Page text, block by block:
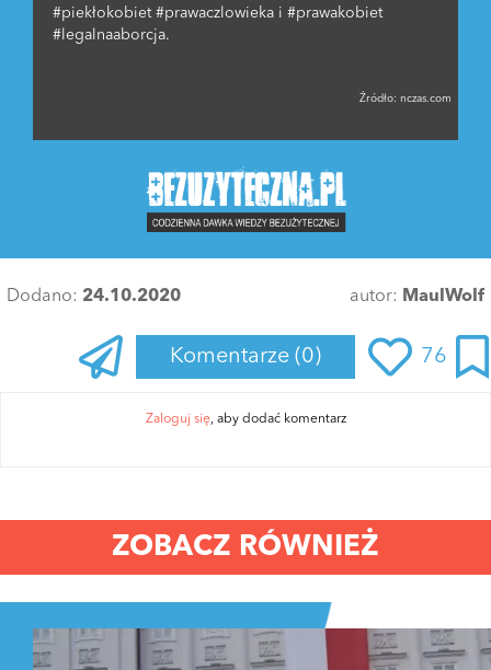
#piekłokobiet #prawaczlowieka i #prawakobiet
#legalnaaborcja.
Źródło: nczas.com
Dodano: 24.10.2020 autor: MaulWolf
Komentarze (0) 76
Zaloguj się, aby dodać komentarz
ZOBACZ RÓWNIEŻ